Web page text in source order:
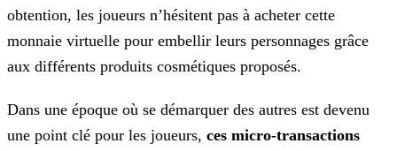
obtention, les joueurs n’hésitent pas à acheter cette
monnaie virtuelle pour embellir leurs personnages grâce
aux différents produits cosmétiques proposés.
Dans une époque où se démarquer des autres est devenu
une point clé pour les joueurs, ces micro-transactions